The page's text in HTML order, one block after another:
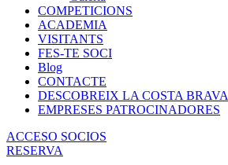
COMPETICIONS
ACADEMIA
VISITANTS
FES-TE SOCI
Blog
CONTACTE
DESCOBREIX LA COSTA BRAVA
EMPRESES PATROCINADORES
ACCESO SOCIOS
RESERVA